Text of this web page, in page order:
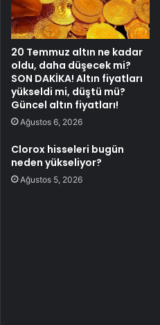
20 Temmuz altın ne kadar
oldu, daha düşecek mi?
SON DAKİKA! Altın fiyatları
yükseldi mi, düştü mü?
Güncel altın fiyatları!
Ağustos 6, 2026
Clorox hisseleri bugün
neden yükseliyor?
Ağustos 5, 2026